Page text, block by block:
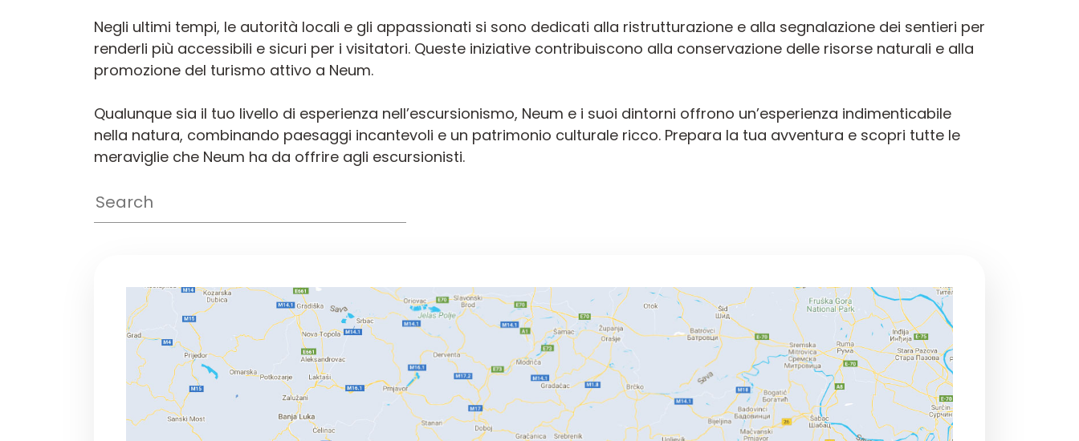
Negli ultimi tempi, le autorità locali e gli appassionati si sono dedicati alla ristrutturazione e alla segnalazione dei sentieri per
renderli più accessibili e sicuri per i visitatori. Queste iniziative contribuiscono alla conservazione delle risorse naturali e alla
promozione del turismo attivo a Neum.
Qualunque sia il tuo livello di esperienza nell’escursionismo, Neum e i suoi dintorni offrono un’esperienza indimenticabile
nella natura, combinando paesaggi incantevoli e un patrimonio culturale ricco. Prepara la tua avventura e scopri tutte le
meraviglie che Neum ha da offrire agli escursionisti.